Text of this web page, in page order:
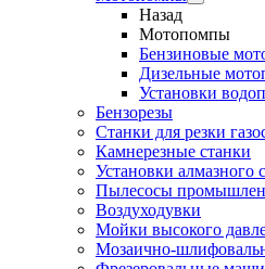
Назад
Мотопомпы
Бензиновые
Дизельные
Установки
Бензорезы
Станки для резки
Камнерезные станки
Установки алмазного
Пылесосы
Воздуходувки
Мойки высокого
Мозаично-